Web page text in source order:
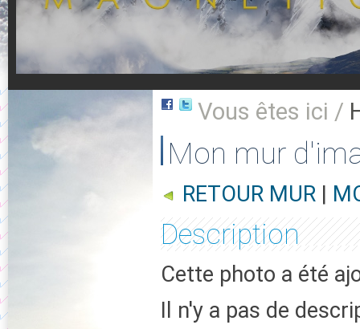
Vous êtes ici /
Mon mur
RETOUR MUR |
Description
Cette photo a été
Il n'y a pas de